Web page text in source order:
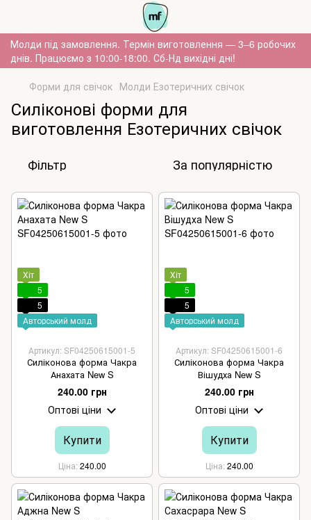
Молди під замовлення. Термін виготовлення — 3–6 робочих
днів. Працюємо з 10:00-18:00. Сб-Нд вихідні дні!
Форми для свічок Молди Езотеричних свічок
Силіконові форми для
виготовлення Езотеричних свічок
Фільтр За популярністю
Хіт
5
5
Авторський молд
Артикул: SF04250615001-5
Силіконова форма Чакра
Анахата New S
240.00 грн
Оптові ціни
Купити
Ціна 240.00
Хіт
5
5
Авторський молд
Артикул: SF04250615001-6
Силіконова форма Чакра
Вішудха New S
240.00 грн
Оптові ціни
Купити
Ціна 240.00